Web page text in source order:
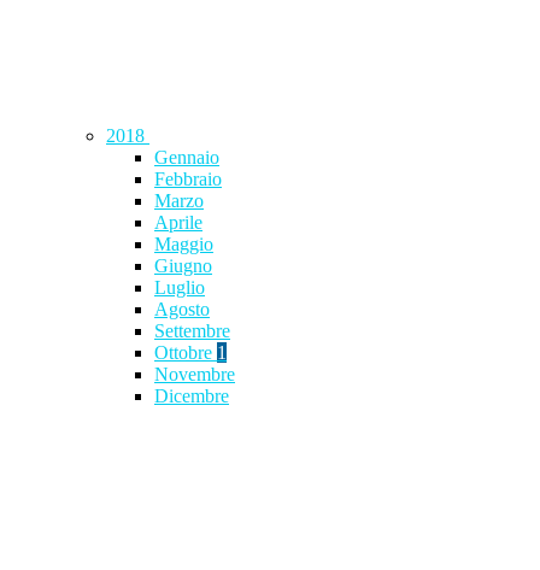
2018
Gennaio
Febbraio
Marzo
Aprile
Maggio
Giugno
Luglio
Agosto
Settembre
Ottobre 1
Novembre
Dicembre